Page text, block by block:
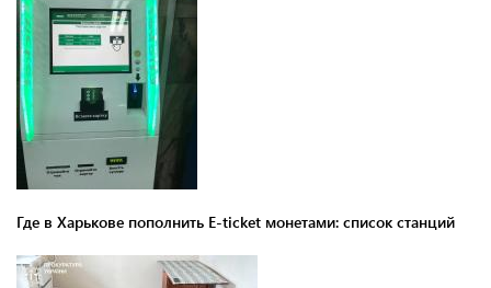
Где в Харькове пополнить E-ticket монетами: список станций